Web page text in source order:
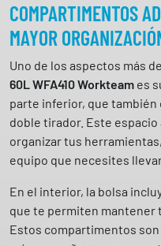
n
t
i
d
a
d
COMPARTIMENTOS
MAYOR
Uno de los aspectos más
60L WFA410 Workteam es
parte inferior, que también
doble tirador. Este espacio
organizar tus
equipo que necesites
En el interior, la bolsa
que te permiten mantener
Estos compartimentos